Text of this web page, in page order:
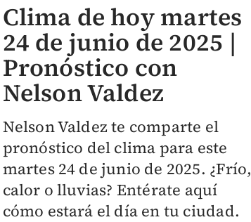
Clima de hoy martes
24 de junio de 2025 |
Pronóstico con
Nelson Valdez
Nelson Valdez te comparte el
pronóstico del clima para este
martes 24 de junio de 2025. ¿Frío,
calor o lluvias? Entérate aquí
cómo estará el día en tu ciudad.